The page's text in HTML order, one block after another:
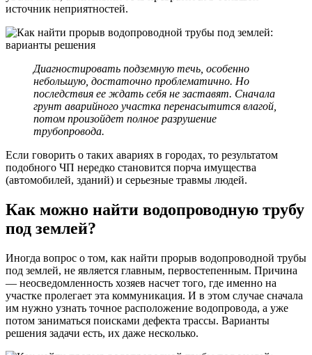
источник неприятностей.
Диагностировать подземную течь, особенно
небольшую, достаточно проблематично. Но
последствия ее ждать себя не заставят. Сначала
грунт аварийного участка перенасытится влагой,
потом произойдет полное разрушение
трубопровода.
Если говорить о таких авариях в городах, то результатом
подобного ЧП нередко становится порча имущества
(автомобилей, зданий) и серьезные травмы людей.
Как можно найти водопроводную трубу
под землей?
Иногда вопрос о том, как найти прорыв водопроводной трубы
под землей, не является главным, первостепенным. Причина
— неосведомленность хозяев насчет того, где именно на
участке пролегает эта коммуникация. И в этом случае сначала
им нужно узнать точное расположение водопровода, а уже
потом заниматься поисками дефекта трассы. Варианты
решения задачи есть, их даже несколько.